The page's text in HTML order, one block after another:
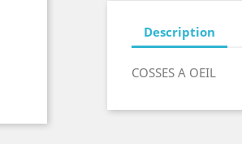
Description
COSSES A OEIL